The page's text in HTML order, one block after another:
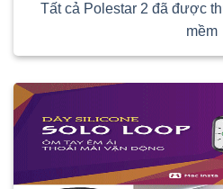
Tất cả Polestar 2 đã được
mềm